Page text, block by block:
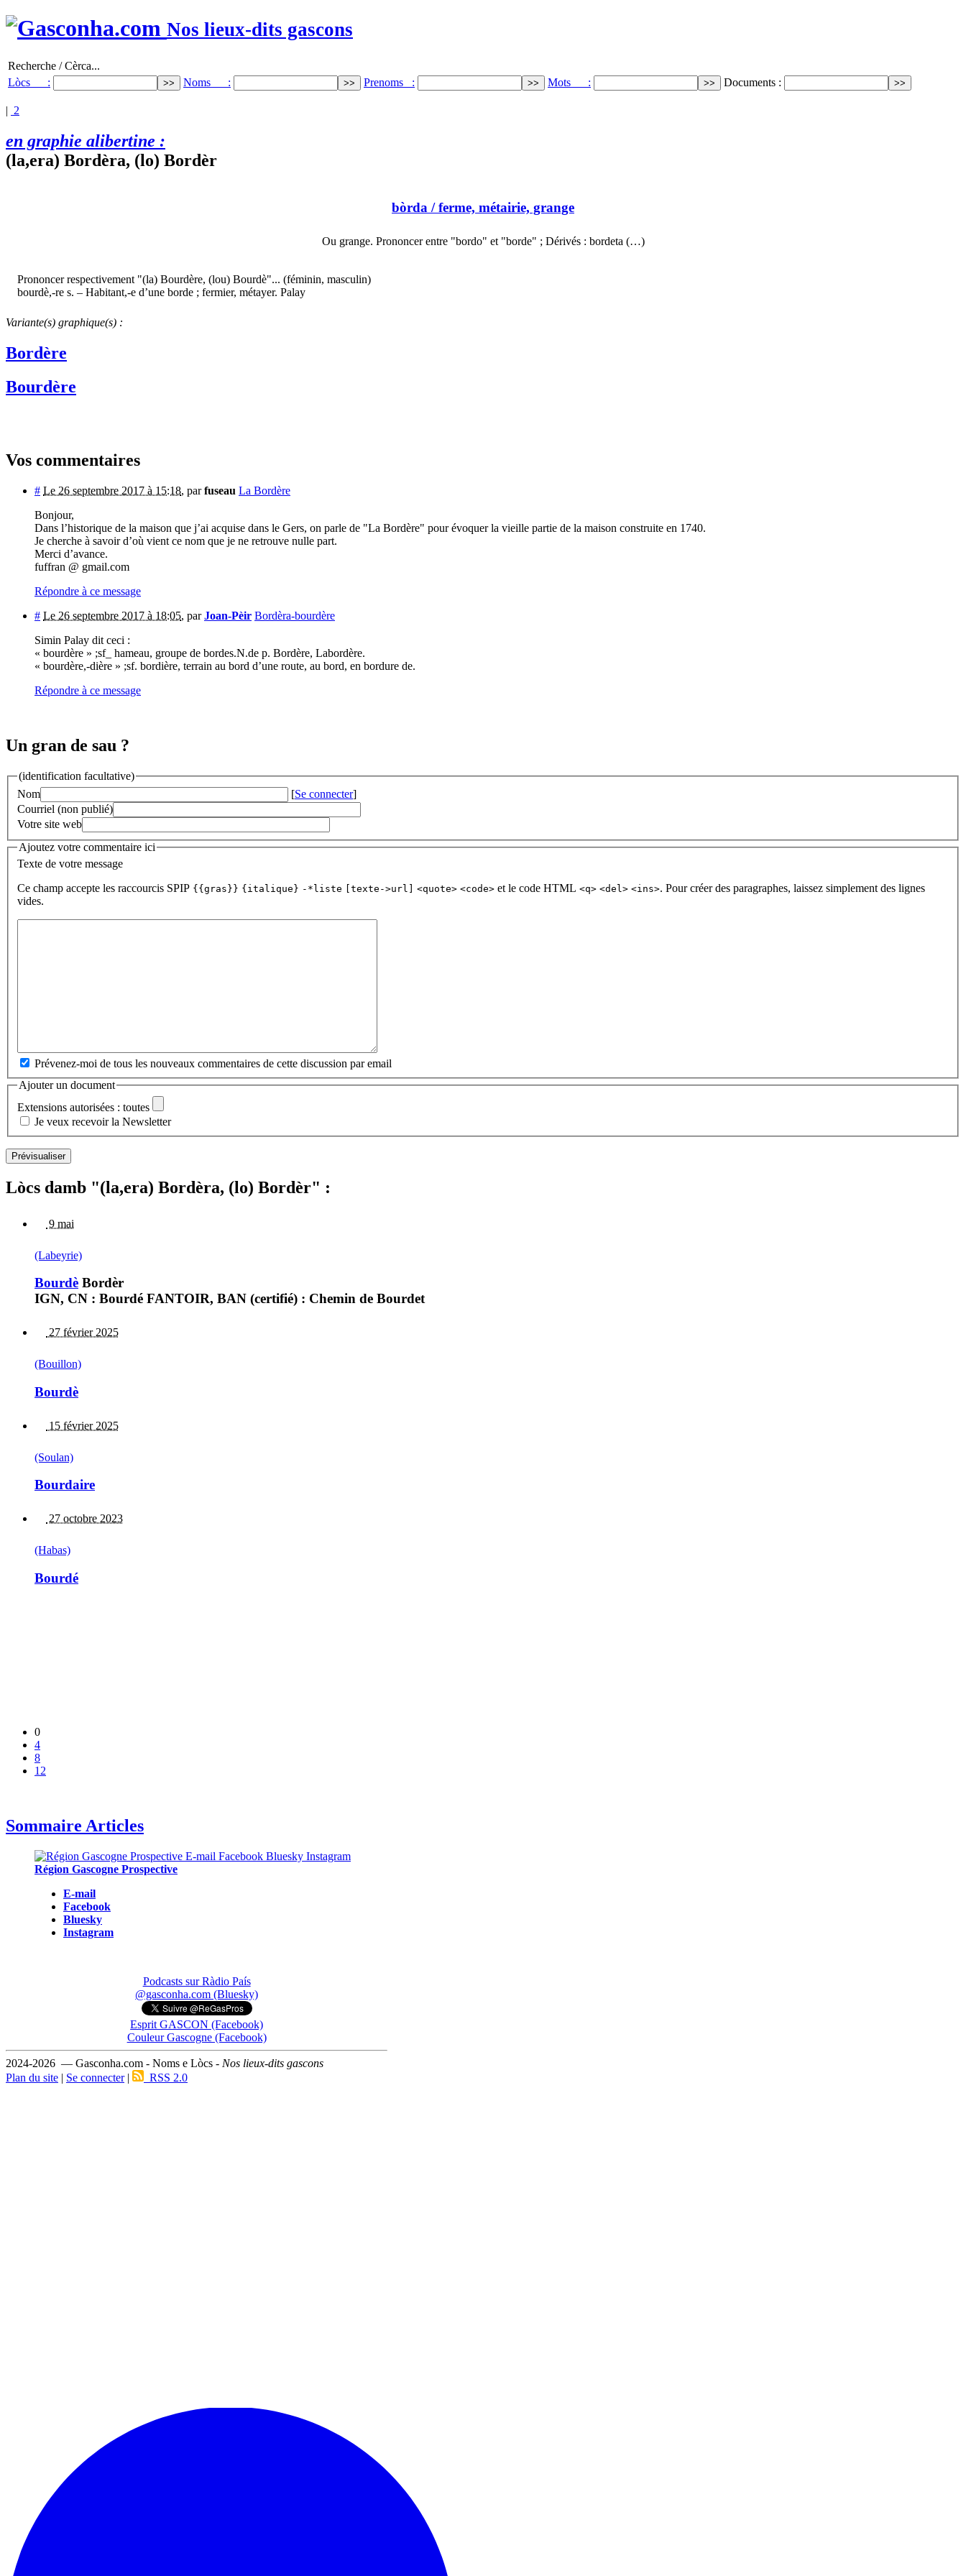
Nos lieux-dits gascons
Recherche / Cèrca...
Lòcs :
Noms : Prenoms : Mots : Documents :
| 2
en graphie alibertine :
(la,era) Bordèra, (lo) Bordèr
bòrda / ferme, métairie, grange
Ou grange. Prononcer entre "bordo" et "borde" ; Dérivés : bordeta (…)
Prononcer respectivement "(la) Bourdère, (lou) Bourdè"... (féminin, masculin)
bourdè,-re s. – Habitant,-e d’une borde ; fermier, métayer. Palay
Variante(s) graphique(s) :
Bordère
Bourdère
Vos commentaires
# Le 26 septembre 2017 à 15:18, parfuseau La Bordère
Bonjour,
Dans l’historique de la maison que j’ai acquise dans le Gers, on parle de "La Bordère" pour évoquer la vieille partie de la maison construite en 1740.
Je cherche à savoir d’où vient ce nom que je ne retrouve nulle part.
Merci d’avance.
fuffran @ gmail.com
Répondre à ce message
# Le 26 septembre 2017 à 18:05, parJoan-Pèir Bordèra-bourdère
Simin Palay dit ceci :
« bourdère » ;sf_ hameau, groupe de bordes.N.de p. Bordère, Labordère.
« bourdère,-dière » ;sf. bordière, terrain au bord d’une route, au bord, en bordure de.
Répondre à ce message
Un gran de sau ?
(identification facultative)
Nom
[Se connecter]
Courriel (non publié)
Votre site web
Ajoutez votre commentaire ici
Texte de votre message
Ce champ accepte les raccourcis SPIP {{gras}} {italique} -*liste [texte->url] <quote> <code> et le code HTML <q> <del> <ins>. Pour créer des paragraphes, laissez simplement des lignes
vides.
Prévenez-moi de tous les nouveaux commentaires de cette discussion par email
Ajouter un document
Extensions autorisées : toutes
Je veux recevoir la Newsletter
Lòcs damb "(la,era) Bordèra, (lo) Bordèr" :
9 mai
(Labeyrie)
Bourdè Bordèr
IGN, CN : Bourdé FANTOIR, BAN (certifié) : Chemin de Bourdet
27 février 2025
(Bouillon)
Bourdè
15 février 2025
(Soulan)
Bourdaire
27 octobre 2023
(Habas)
Bourdé
0
4
8
12
Sommaire Articles
Région Gascogne Prospective
E-mail
Facebook
Bluesky
Instagram
Podcasts sur Ràdio País
@gasconha.com (Bluesky)
Esprit GASCON (Facebook)
Couleur Gascogne (Facebook)
2024-2026 — Gasconha.com - Noms e Lòcs - Nos lieux-dits gascons
Plan du site | Se connecter| RSS 2.0